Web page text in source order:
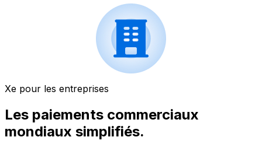
Xe pour les entreprises
Les paiements commerciaux
mondiaux simplifiés.